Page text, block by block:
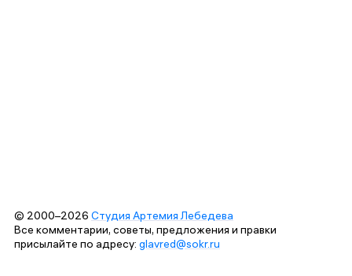
© 2000–2026 Студия Артемия Лебедева
Все комментарии, советы, предложения и правки
присылайте по адресу: glavred@sokr.ru